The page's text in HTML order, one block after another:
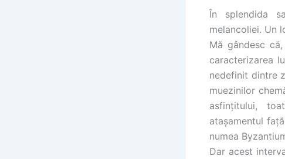
În splendida
melancoliei. Un
Mă gândesc
caracterizarea
nedefinit dintre
muezinilor
asfinţitului,
ataşamentul
numea
Dar acest